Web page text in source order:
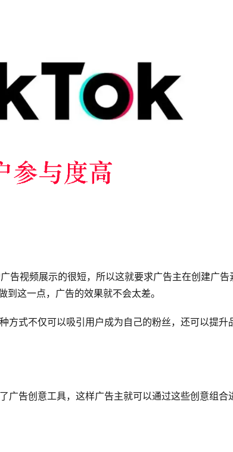
告视频展示的很短，所以这就要求广告主在创建广告
这一点，广告的效果就不会太差。
方式不仅可以吸引用户成为自己的粉丝，还可以提升
广告创意工具，这样广告主就可以通过这些创意组合